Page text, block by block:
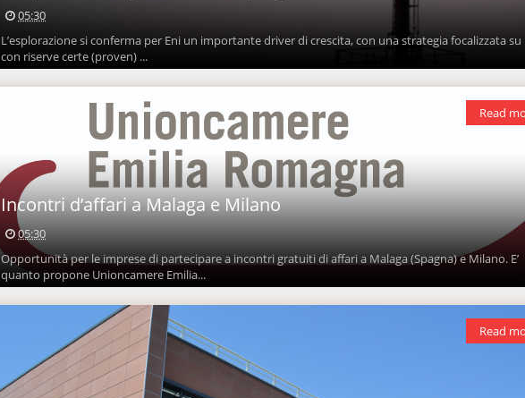
05:30
L’esplorazione si conferma per Eni un importante driver di crescita, con una strategia focalizzata su
con riserve certe (proven) ...
Incontri d’affari a Malaga e Milano
05:30
Opportunità per le imprese di partecipare a incontri gratuiti di affari a Malaga (Spagna) e Milano. E’
quanto propone Unioncamere Emilia...
Read
Read